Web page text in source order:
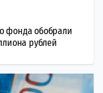
фонда обобрали
рублей